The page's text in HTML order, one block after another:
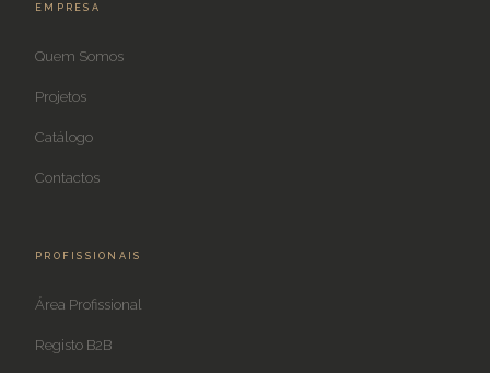
EMPRESA
Quem Somos
Projetos
Catálogo
Contactos
PROFISSIONAIS
Área Profissional
Registo B2B